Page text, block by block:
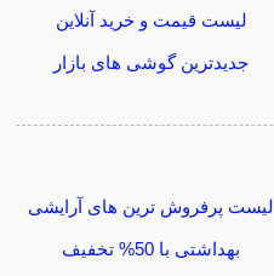
لیست قیمت و خرید آنلاین
جدیدترین گوشی های بازار
لیست پرفروش ترین های آرایشی
بهداشتی با 50% تخفیف